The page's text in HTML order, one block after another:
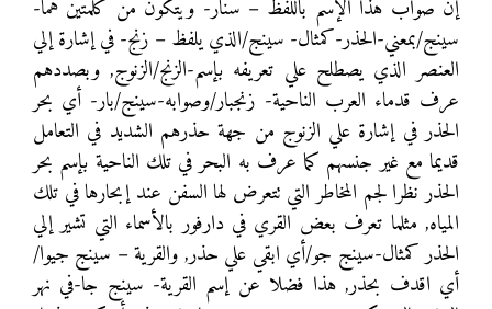
إن صواب هذا الإسم باللفظ – سنار- ويتكون من كلمتين هما-
سينج/بمعني-الحذر-كمثال- سينج/الذي يلفظ – زنج- في إشارة إلي
العنصر الذي يصطلح علي تعريفه بإسم-الزنج/الزنوج, وبصددهم
عرف قدماء العرب الناحية- زنجبار/وصوابه-سينج/بار- أي بحر
الحذر في إشارة علي الزنوج من جهة حذرهم الشديد في التعامل
قديما مع غير جنسهم كما عرف به البحر في تلك الناحية بإسم بحر
الحذر نظرا لجم المخاطر التي تتعرض لها السفن عند إبحارها في تلك
المياه, مثلما تعرف بعض القري في دارفور بالأسماء التي تشير إلي
الحذر كمثال-سينج جو/أي ابقي علي حذر, والقرية – سينج جيوا/
أي اقدف بحذر, هذا فضلا عن إسم القرية- سينج جا-في نهر